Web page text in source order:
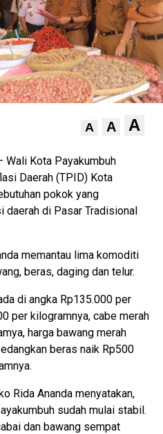
A A A
Wali Kota Payakumbuh
Daerah (TPID) Kota
pokok yang
di Pasar Tradisional
memantau lima komoditi
beras, daging dan telur.
di angka Rp135.000 per
per kilogramnya, cabe merah
harga bawang merah
beras naik Rp500
Rida Ananda menyatakan,
sudah mulai stabil.
dan bawang sempat